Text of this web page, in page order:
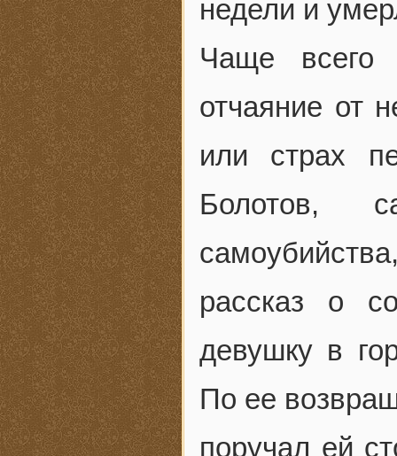
недели и
Чаще всего
отчаяние от
или страх
Болотов,
рассказ о
девушку в
По ее
поручал ей